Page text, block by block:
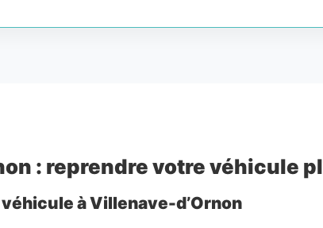
: reprendre votre véhicule
à Villenave-d’Ornon